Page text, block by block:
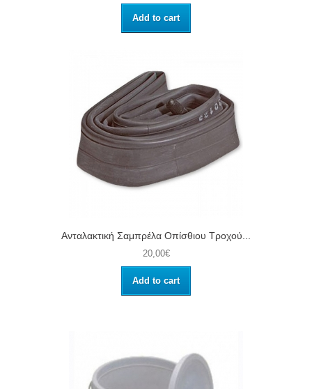
Add to cart
Ανταλακτική Σαμπρέλα Οπίσθιου Τροχού...
20,00€
Add to cart